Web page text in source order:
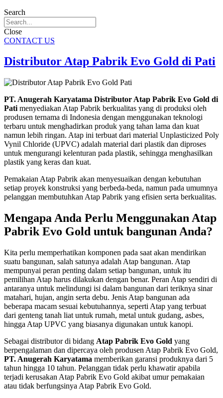
Search
Close
CONTACT US
Distributor Atap Pabrik Evo Gold di Pati
PT. Anugerah Karyatama Distributor Atap Pabrik Evo Gold di
Pati menyediakan Atap Pabrik berkualitas yang di produksi oleh
produsen ternama di Indonesia dengan menggunakan teknologi
terbaru untuk menghadirkan produk yang tahan lama dan kuat
namun lebih ringan. Atap ini terbuat dari material Unplasticized Poly
Vynil Chloride (UPVC) adalah material dari plastik dan diproses
untuk mengurangi kelenturan pada plastik, sehingga menghasilkan
plastik yang keras dan kuat.
Pemakaian Atap Pabrik akan menyesuaikan dengan kebutuhan
setiap proyek konstruksi yang berbeda-beda, namun pada umumnya
pelanggan membutuhkan Atap Pabrik yang efisien serta berkualitas.
Mengapa Anda Perlu Menggunakan Atap
Pabrik Evo Gold untuk bangunan Anda?
Kita perlu memperhatikan komponen pada saat akan mendirikan
suatu bangunan, salah satunya adalah Atap bangunan. Atap
mempunyai peran penting dalam setiap bangunan, untuk itu
pemilihan Atap harus dilakukan dengan benar. Peran Atap sendiri di
antaranya untuk melindungi isi dalam bangunan dari teriknya sinar
matahari, hujan, angin serta debu. Jenis Atap bangunan ada
beberapa macam sesuai kebutuhannya, seperti Atap yang terbuat
dari genteng tanah liat untuk rumah, metal untuk gudang, asbes,
hingga Atap UPVC yang biasanya digunakan untuk kanopi.
Sebagai distributor di bidang Atap Pabrik Evo Gold yang
berpengalaman dan dipercaya oleh produsen Atap Pabrik Evo Gold,
PT. Anugerah Karyatama memberikan garansi produknya dari 5
tahun hingga 10 tahun. Pelanggan tidak perlu khawatir apabila
terjadi kerusakan Atap Pabrik Evo Gold akibat umur pemakaian
atau tidak berfungsinya Atap Pabrik Evo Gold.